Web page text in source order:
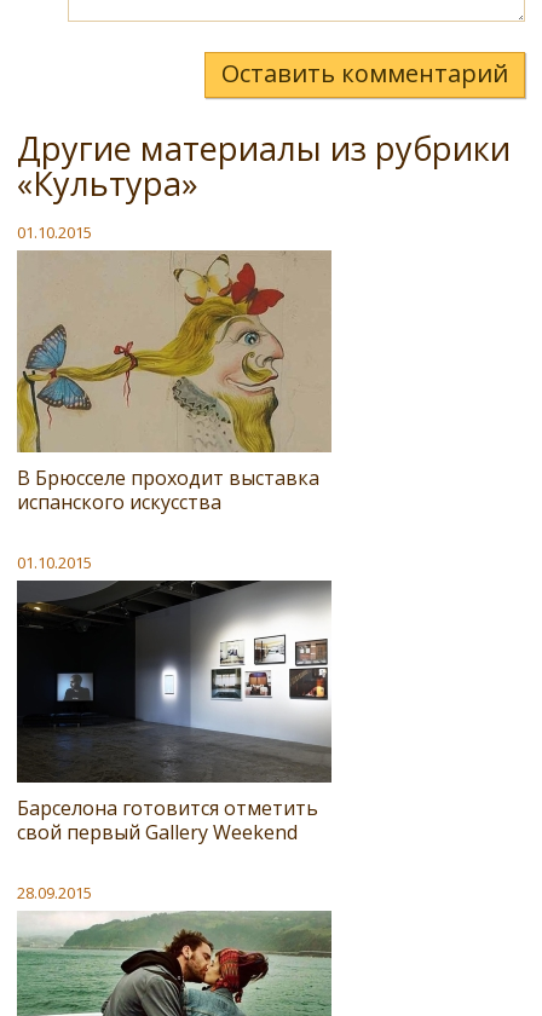
Оставить комментарий
Другие материалы из рубрики
«Культура»
01.10.2015
В Брюсселе проходит выставка
испанского искусства
01.10.2015
Барселона готовится отметить
свой первый Gallery Weekend
28.09.2015